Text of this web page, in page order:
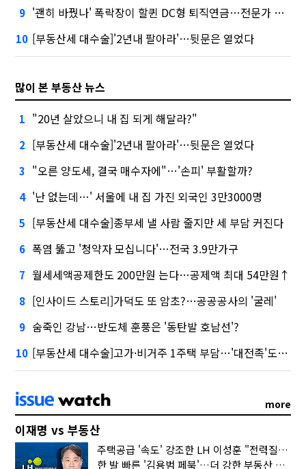
9 '괜히 바꿨나' 폭락장이 할퀸 DC형 퇴직연금…전문가 조언은
10 [부동산세 대수술]'2년내 팔아라'…뒷문은 열었다
많이 본 부동산 뉴스
1 "20년 살았으니 내 집 되게 해달라?"
2 [부동산세 대수술]'2년내 팔아라'…뒷문은 열었다
3 "오른 양도세, 결국 매수자에"…'손피' 부활할까?
4 '난 없는데…' 서울에 내 집 가진 외국인 3만3000명
5 [부동산세 대수술]종부세 낼 사람 줄지만 세 부담 커진다
6 폭염 뚫고 '청약자 모십니다'…전국 3.9만가구
7 월세세액공제한도 200만원 는다…공제액 최대 54만원↑
8 [인사이드 스토리]가덕도 또 암초?…공공공사의 '굴레'
9 숨죽인 강남…반도체 훈풍은 '동탄발 호남선'?
10 [부동산세 대수술]고가·비거주 1주택 부담…'대전족'도 불똥
more
이재명 vs 부동산
주택공급 '속도' 강조한 LH 이성훈 "전력질주해야"
한 발 빠른 '김용범 페북'…더 강한 부동산 규제 나오나